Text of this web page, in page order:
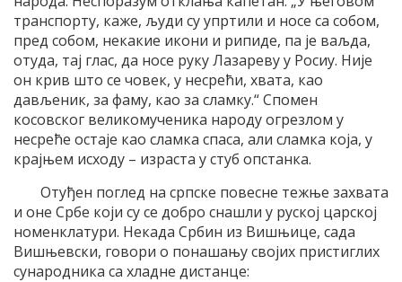
транспорту, каже, људи су упртили и носе са собом,
пред собом, некакие икони и рипиде, па је ваљда,
отуда, тај глас, да носе руку Лазареву у Росиу. Није
он крив што се човек, у несрећи, хвата, као
дављеник, за фаму, као за сламку.“ Спомен
косовског великомученика народу огрезлом у
несреће остаје као сламка спаса, али сламка која, у
крајњем исходу – израста у стуб опстанка.
Отуђен поглед на српске повесне тежње захвата
и оне Србе који су се добро снашли у руској царској
номенклатури. Некада Србин из Вишњице, сада
Вишњевски, говори о понашању својих пристиглих
сународника са хладне дистанце: